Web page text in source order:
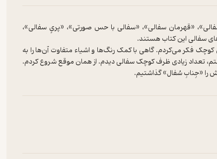
«قهرمان سفالی»، «سفالی با حس صورتی»، «پریٍ سفالی»،
سفالی این کتاب هستند.
فکر می‌کردم. گاهی با کمک رنگ‌ها و اشیاء متفاوت آن‌ها را به
تعداد زیادی ظرف کوچک سفالی دیدم. از همان موقع شروع کردم.
را «جِنابِ سُفال» گذاشتیم.